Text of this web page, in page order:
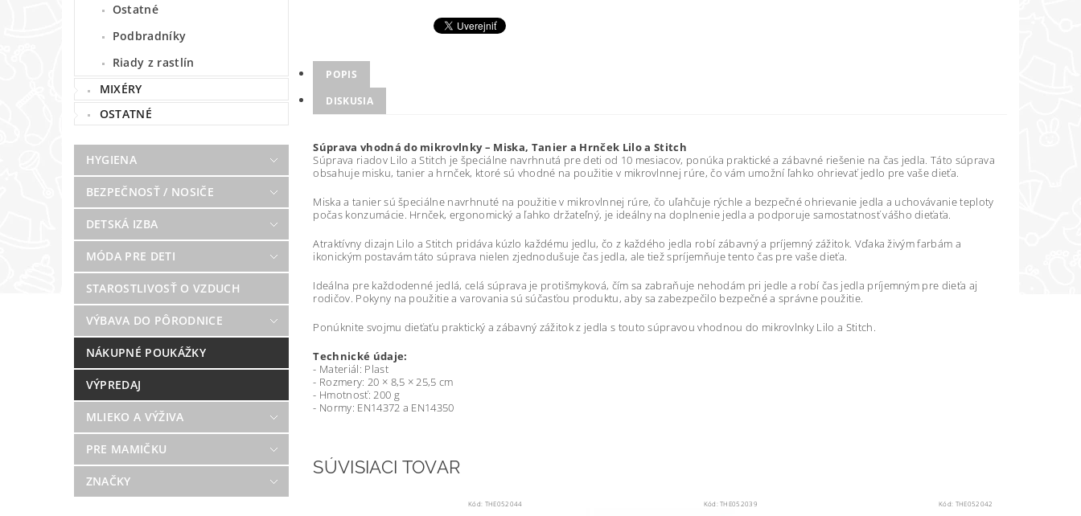
Ostatné
Podbradníky
Riady z rastlín
MIXÉRY
OSTATNÉ
HYGIENA
BEZPEČNOSŤ / NOSIČE
DETSKÁ IZBA
MÓDA PRE DETI
STAROSTLIVOSŤ O VZDUCH
VÝBAVA DO PÔRODNICE
NÁKUPNÉ POUKÁŽKY
VÝPREDAJ
MLIEKO A VÝŽIVA
PRE MAMIČKU
ZNAČKY
POPIS
DISKUSIA
Súprava vhodná do mikrovlnky – Miska, Tanier a Hrnček Lilo a Stitch
Súprava riadov Lilo a Stitch je špeciálne navrhnutá pre deti od 10 mesiacov, ponúka praktické a zábavné riešenie na čas jedla. Táto súprava
obsahuje misku, tanier a hrnček, ktoré sú vhodné na použitie v mikrovlnnej rúre, čo vám umožní ľahko ohrievať jedlo pre vaše dieťa.
Miska a tanier sú špeciálne navrhnuté na použitie v mikrovlnnej rúre, čo uľahčuje rýchle a bezpečné ohrievanie jedla a uchovávanie teploty
počas konzumácie. Hrnček, ergonomický a ľahko držateľný, je ideálny na doplnenie jedla a podporuje samostatnosť vášho dieťaťa.
Atraktívny dizajn Lilo a Stitch pridáva kúzlo každému jedlu, čo z každého jedla robí zábavný a príjemný zážitok. Vďaka živým farbám a
ikonickým postavám táto súprava nielen zjednodušuje čas jedla, ale tiež spríjemňuje tento čas pre vaše dieťa.
Ideálna pre každodenné jedlá, celá súprava je protišmyková, čím sa zabraňuje nehodám pri jedle a robí čas jedla príjemným pre dieťa aj
rodičov. Pokyny na použitie a varovania sú súčasťou produktu, aby sa zabezpečilo bezpečné a správne použitie.
Ponúknite svojmu dieťaťu praktický a zábavný zážitok z jedla s touto súpravou vhodnou do mikrovlnky Lilo a Stitch.
Technické údaje:
- Materiál: Plast
- Rozmery: 20 × 8,5 × 25,5 cm
- Hmotnosť: 200 g
- Normy: EN14372 a EN14350
SÚVISIACI TOVAR
Kód: THE052044 Kód:THE052039 Kód: THE052042